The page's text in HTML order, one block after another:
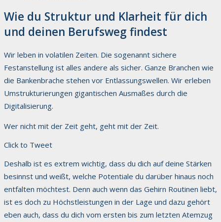
Wie du Struktur und Klarheit für dich
und deinen Berufsweg findest
Wir leben in volatilen Zeiten. Die sogenannt sichere
Festanstellung ist alles andere als sicher. Ganze Branchen wie
die Bankenbrache stehen vor Entlassungswellen. Wir erleben
Umstrukturierungen gigantischen Ausmaßes durch die
Digitalisierung.
Wer nicht mit der Zeit geht, geht mit der Zeit.
Click to Tweet
Deshalb ist es extrem wichtig, dass du dich auf deine Stärken
besinnst und weißt, welche Potentiale du darüber hinaus noch
entfalten möchtest. Denn auch wenn das Gehirn Routinen liebt,
ist es doch zu Höchstleistungen in der Lage und dazu gehört
eben auch, dass du dich vom ersten bis zum letzten Atemzug